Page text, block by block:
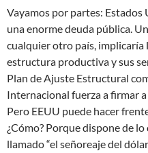
Vayamos por partes:
una enorme deuda pública.
cualquier otro país, implicaría
estructura productiva y sus
Plan de Ajuste Estructural
Internacional fuerza a firmar
Pero EEUU puede hacer
¿Cómo? Porque dispone de
llamado “el señoreaje del